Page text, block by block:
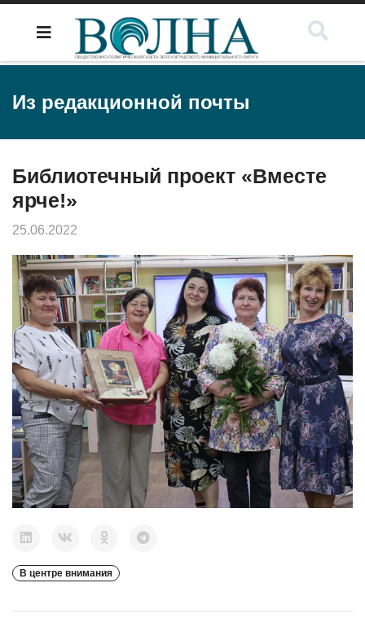
Из редакционной почты
Библиотечный проект «Вместе
ярче!»
25.06.2022
В центре внимания